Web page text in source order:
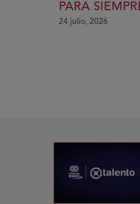
PARA
24 julio, 2026